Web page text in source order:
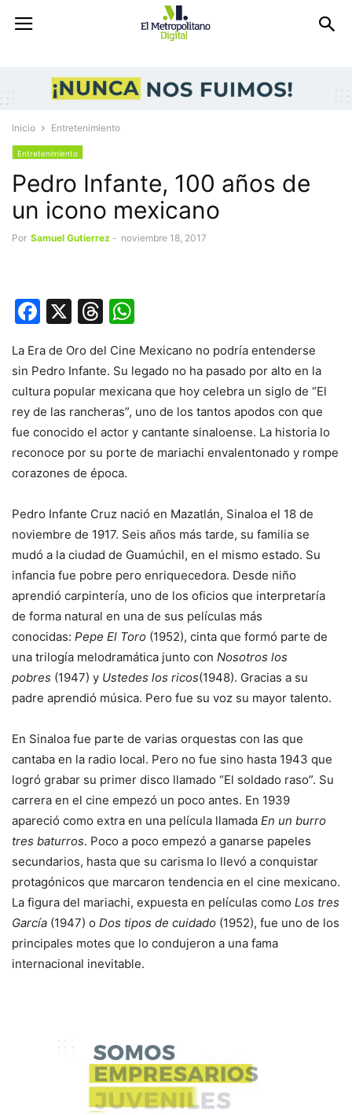
Inicio Entretenimiento
Entretenimiento
Pedro Infante, 100 años de
un icono mexicano
Por Samuel Gutierrez - noviembre 18, 2017
Facebook
X Threads
La Era de Oro del Cine Mexicano no podría entenderse
sin Pedro Infante. Su legado no ha pasado por alto en la
cultura popular mexicana que hoy celebra un siglo de “El
rey de las rancheras”, uno de los tantos apodos con que
fue conocido el actor y cantante sinaloense. La historia lo
reconoce por su porte de mariachi envalentonado y rompe
corazones de época.
Pedro Infante Cruz nació en Mazatlán, Sinaloa el 18 de
noviembre de 1917. Seis años más tarde, su familia se
mudó a la ciudad de Guamúchil, en el mismo estado. Su
infancia fue pobre pero enriquecedora. Desde niño
aprendió carpintería, uno de los oficios que interpretaría
de forma natural en una de sus películas más
conocidas: Pepe El Toro (1952), cinta que formó parte de
una trilogía melodramática junto con Nosotros los
pobres (1947) y Ustedes los ricos(1948). Gracias a su
padre aprendió música. Pero fue su voz su mayor talento.
En Sinaloa fue parte de varias orquestas con las que
cantaba en la radio local. Pero no fue sino hasta 1943 que
logró grabar su primer disco llamado “El soldado raso”. Su
carrera en el cine empezó un poco antes. En 1939
apareció como extra en una película llamada En un burro
tres baturros. Poco a poco empezó a ganarse papeles
secundarios, hasta que su carisma lo llevó a conquistar
protagónicos que marcaron tendencia en el cine mexicano.
La figura del mariachi, expuesta en películas como Los tres
García (1947) o Dos tipos de cuidado (1952), fue uno de los
principales motes que lo condujeron a una fama
internacional inevitable.